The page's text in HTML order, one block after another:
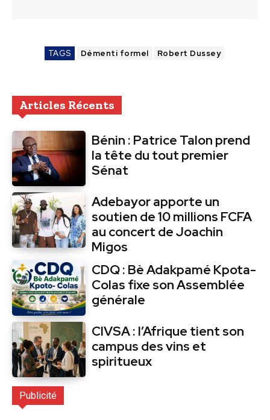
TAGS Démenti formel Robert Dussey
Articles Récents
Bénin : Patrice Talon prend
la tête du tout premier
Sénat
Adebayor apporte un
soutien de 10 millions FCFA
au concert de Joachin
Migos
CDQ : Bè Adakpamé Kpota-
Colas fixe son Assemblée
générale
CIVSA : l’Afrique tient son
campus des vins et
spiritueux
Publicité